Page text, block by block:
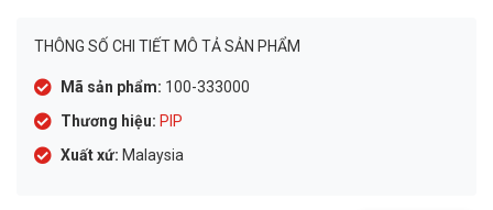
THÔNG SỐ CHI TIẾT MÔ TẢ SẢN PHẨM
Mã sản phẩm: 100-333000
Thương hiệu: PIP
Xuất xứ: Malaysia